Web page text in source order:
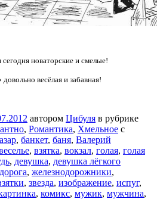
новаторские и смелые!
весёлая и забавная!
автором Цибуля в рубрике
, Романтика, Хмельное с
, банкет, баня, Валерий
, взятка, вокзал, голая, голая
, девушка, девушка лёгкого
, железнодорожники,
, звезда, изображение, испуг,
, комикс, мужик, мужчина,